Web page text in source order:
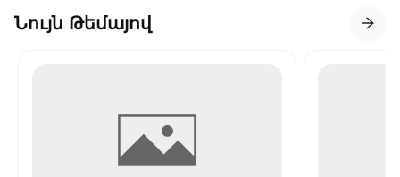
Նույն Թեմայով